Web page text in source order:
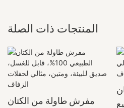
المنتجات ذات الصلة
مفرش طاولة من الكتان